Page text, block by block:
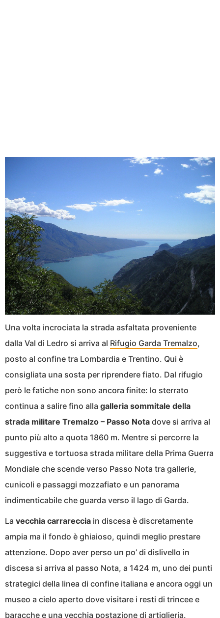
Una volta incrociata la strada asfaltata proveniente
dalla Val di Ledro si arriva al Rifugio Garda Tremalzo,
posto al confine tra Lombardia e Trentino. Qui è
consigliata una sosta per riprendere fiato. Dal rifugio
però le fatiche non sono ancora finite: lo sterrato
continua a salire fino alla galleria sommitale della
strada militare Tremalzo – Passo Nota dove si arriva al
punto più alto a quota 1860 m. Mentre si percorre la
suggestiva e tortuosa strada militare della Prima Guerra
Mondiale che scende verso Passo Nota tra gallerie,
cunicoli e passaggi mozzafiato e un panorama
indimenticabile che guarda verso il lago di Garda.
La vecchia carrareccia in discesa è discretamente
ampia ma il fondo è ghiaioso, quindi meglio prestare
attenzione. Dopo aver perso un po’ di dislivello in
discesa si arriva al passo Nota, a 1424 m, uno dei punti
strategici della linea di confine italiana e ancora oggi un
museo a cielo aperto dove visitare i resti di trincee e
baracche e una vecchia postazione di artiglieria.